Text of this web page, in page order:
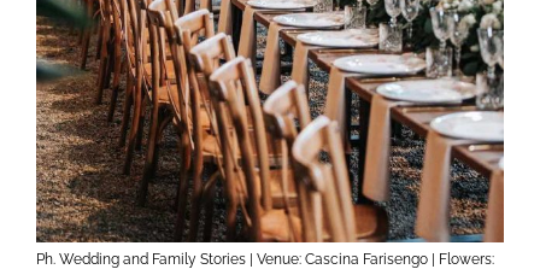
Ph. Wedding and Family Stories | Venue: Cascina Farisengo | Flowers: